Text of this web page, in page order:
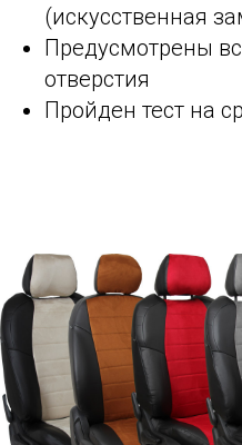
(искусственная
Предусмотрены
отверстия
Пройден тест на